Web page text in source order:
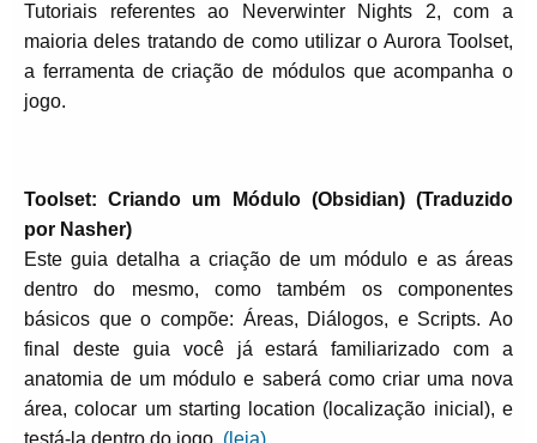
Tutoriais referentes ao Neverwinter Nights 2, com a
maioria deles tratando de como utilizar o Aurora Toolset,
a ferramenta de criação de módulos que acompanha o
jogo.
Toolset: Criando um Módulo (Obsidian) (Traduzido
por Nasher)
Este guia detalha a criação de um módulo e as áreas
dentro do mesmo, como também os componentes
básicos que o compõe: Áreas, Diálogos, e Scripts. Ao
final deste guia você já estará familiarizado com a
anatomia de um módulo e saberá como criar uma nova
área, colocar um starting location (localização inicial), e
testá-la dentro do jogo. (leia)